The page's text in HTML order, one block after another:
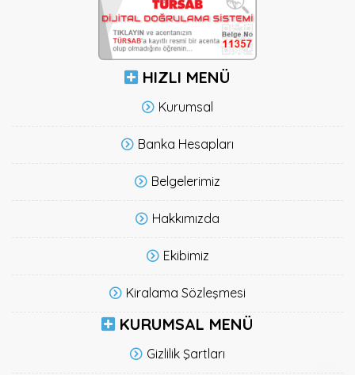
HIZLI MENÜ
Kurumsal
Banka Hesapları
Belgelerimiz
Hakkımızda
Ekibimiz
Kiralama Sözleşmesi
KURUMSAL MENÜ
Gizlilik Şartları